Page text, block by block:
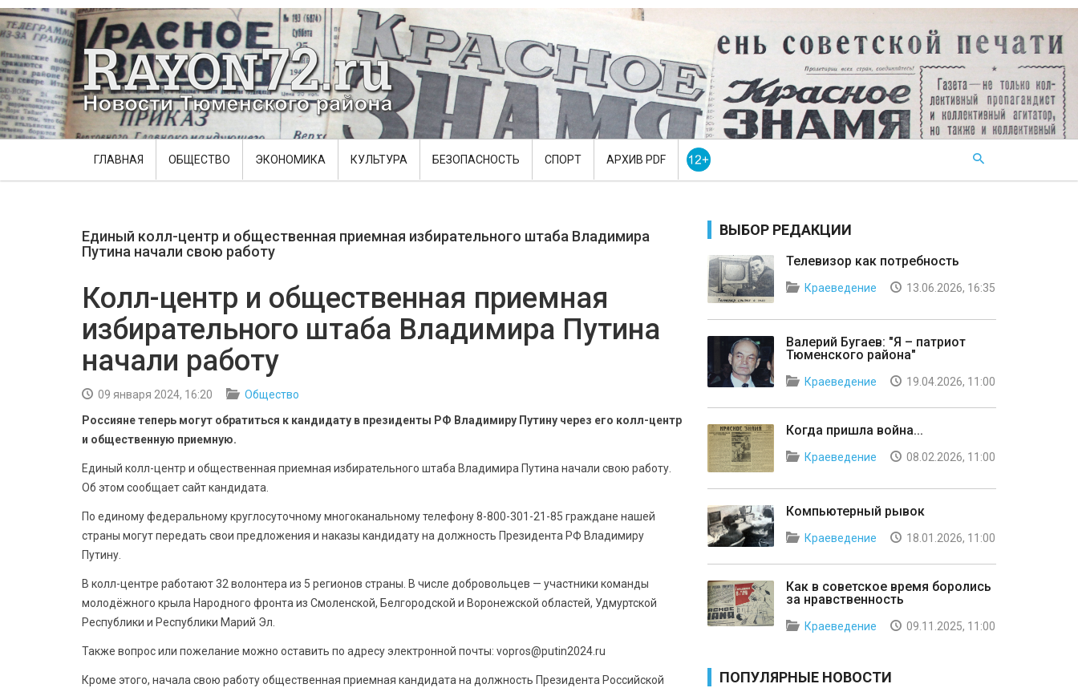
ГЛАВНАЯ ОБЩЕСТВО ЭКОНОМИКА КУЛЬТУРА БЕЗОПАСНОСТЬ СПОРТ АРХИВ PDF
Единый колл-центр и общественная приемная избирательного штаба Владимира
Путина начали свою работу
Колл-центр и общественная приемная
избирательного штаба Владимира Путина
начали работу
09 января 2024, 16:20
Общество
Россияне теперь могут обратиться к кандидату в президенты РФ Владимиру Путину через его колл-центр
и общественную приемную.
Единый колл-центр и общественная приемная избирательного штаба Владимира Путина начали свою работу.
Об этом сообщает сайт кандидата.
По единому федеральному круглосуточному многоканальному телефону 8-800-301-21-85 граждане нашей
страны могут передать свои предложения и наказы кандидату на должность Президента РФ Владимиру
Путину.
В колл-центре работают 32 волонтера из 5 регионов страны. В числе добровольцев — участники команды
молодёжного крыла Народного фронта из Смоленской, Белгородской и Воронежской областей, Удмуртской
Республики и Республики Марий Эл.
Также вопрос или пожелание можно оставить по адресу электронной почты: vopros@putin2024.ru
Кроме этого, начала свою работу общественная приемная кандидата на должность Президента Российской
ВЫБОР РЕДАКЦИИ
Телевизор как потребность
Краеведение 13.06.2026, 16:35
Валерий Бугаев: "Я – патриот
Тюменского района"
Краеведение 19.04.2026, 11:00
Когда пришла война...
Краеведение 08.02.2026, 11:00
Компьютерный рывок
Краеведение 18.01.2026, 11:00
Как в советское время боролись
за нравственность
Краеведение 09.11.2025, 11:00
ПОПУЛЯРНЫЕ НОВОСТИ